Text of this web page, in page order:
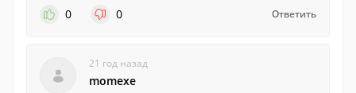
0
0 Ответить
21 год назад
momexe